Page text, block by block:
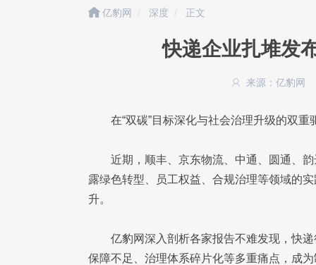
亿豹网 深度 正文
快递企业扎堆发
来源：亿豹网
在“双碳”目标深化与社会治理升级的双
近期，顺丰、京东物流、中通、圆通、
露绿色转型、员工权益、合规治理等领域的
升。
亿豹网深入剖析各家报告不难发现，快
保障不足、治理体系碎片化等多重痛点，成